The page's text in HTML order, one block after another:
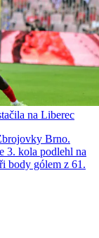
na Liberec
Brno.
3. kola podlehl na
body gólem z 61.